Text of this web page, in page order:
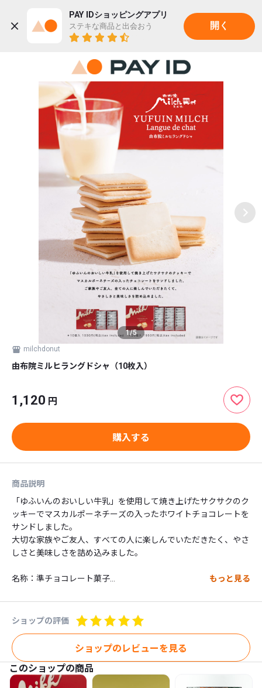
PAY IDショッピングアプリ
ステキな商品と出会おう 開く
1/5
milchdonut
由布院ミルヒラングドシャ（10枚入）
1,120 円
購入する
商品説明
「ゆふいんのおいしい牛乳」を使用して焼き上げたサクサクのク
ッキーでマスカルポーネチーズの入ったホワイトチョコレートを
サンドしました。
大切な家族やご友人、すべての人に楽しんでいただきたく、やさ
しさと美味しさを詰め込みました。
名称：準チョコレート菓子
ズ粉末、脱脂粉乳、ココアパウダー）、小麦粉、マーガリン、砂
糖、卵白、牛乳、脱脂粉乳／乳化剤、膨張剤、香料、カロチノイ
内容量　10枚入
保存方法　直射日光、高温多湿をお避けください。
もっと見る
ショップの評価
ショップのレビューを見る
このショップの商品